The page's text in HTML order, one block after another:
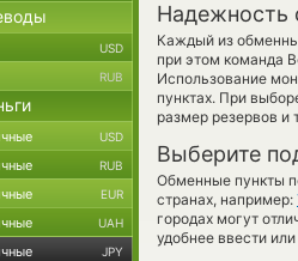
Надежность
Каждый из
при этом команда
Использование
пунктах. При
размер резервов и
Выберите
Обменные пункты
странах, например:
городах могут
удобнее ввести
USD
RUB
USD
RUB
EUR
UAH
JPY